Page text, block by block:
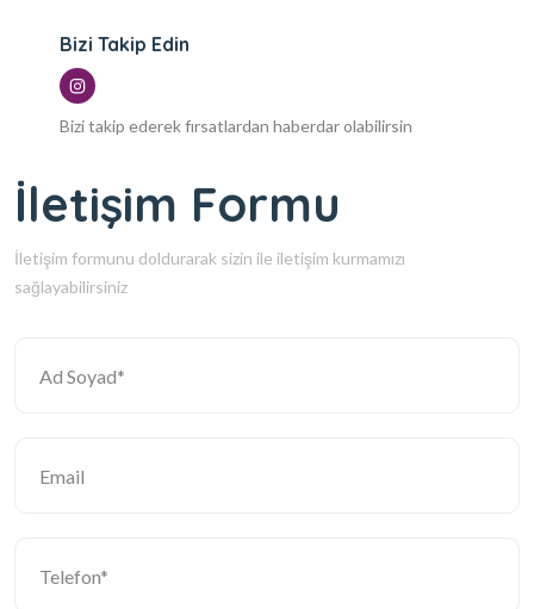
Bizi Takip Edin
Bizi takip ederek fırsatlardan haberdar olabilirsin
İletişim Formu
İletişim formunu doldurarak sizin ile iletişim kurmamızı
sağlayabilirsiniz